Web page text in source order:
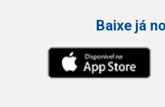
Baixe já